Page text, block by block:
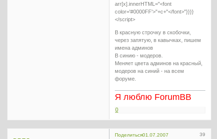
arr[x].innerHTML="<font
color='#0000FF'>"+c+"</font>"}}}}
</script>
В красную строчку в скобочки,
через запятую, в кавычках, пишем
имена админов
В синию - модеров.
Меняет цвета админов на красный,
модеров на синий - на всем
форуме.
Я люблю ForumBB
0
Поделиться 39
01.07.2007